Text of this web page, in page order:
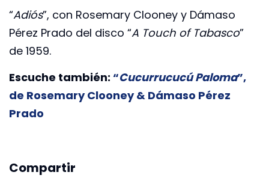
“Adiós”, con Rosemary Clooney y Dámaso
Pérez Prado del disco “A Touch of Tabasco”
de 1959.
Escuche también: “Cucurrucucú Paloma”,
de Rosemary Clooney & Dámaso Pérez
Prado
Compartir